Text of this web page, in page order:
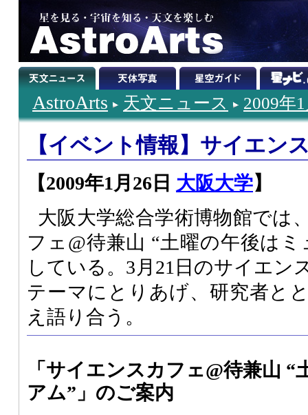
AstroArts 天文ニュース 2009年
【イベント情報】サイエン
【2009年1月26日 大阪大学】
大阪大学総合学術博物館では
フェ@待兼山 “土曜の午後は
している。3月21日のサイエン
テーマにとりあげ、研究者と
え語り合う。
「サイエンスカフェ@待兼山
アム”」のご案内